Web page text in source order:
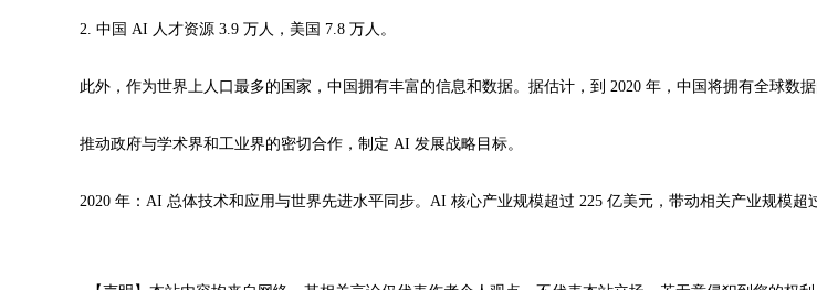
2. 中国 AI 人才资源 3.9 万人，美国 7.8 万人。
此外，作为世界上人口最多的国家，中国拥有丰富的信息和数据。据估计，到 2020 年，中国将拥有全球数据
推动政府与学术界和工业界的密切合作，制定 AI 发展战略目标。
2020 年：AI 总体技术和应用与世界先进水平同步。AI 核心产业规模超过 225 亿美元，带动相关产业规模超